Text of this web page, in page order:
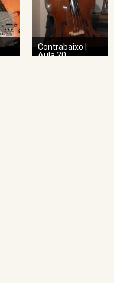
Contrabaixo |
Aula 20